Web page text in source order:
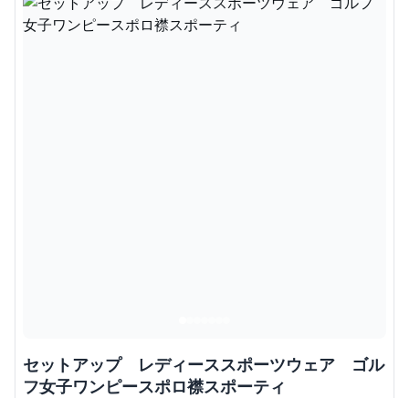
セットアップ レディーススポーツウェア ゴル
フ女子ワンピースポロ襟スポーティ